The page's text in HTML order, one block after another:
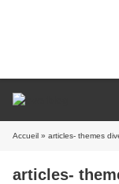
Accueil » articles- themes
articles-